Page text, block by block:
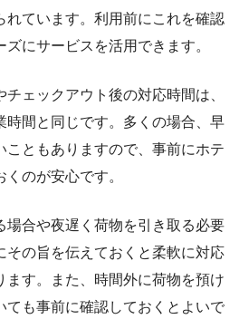
れています。利用前にこれを確認
にサービスを活用できます。
ェックアウト後の対応時間は、
時間と同じです。多くの場合、早
こともありますので、事前にホテ
のが安心です。
場合や夜遅く荷物を引き取る必要
その旨を伝えておくと柔軟に対応
ます。また、時間外に荷物を預け
ても事前に確認しておくとよいで